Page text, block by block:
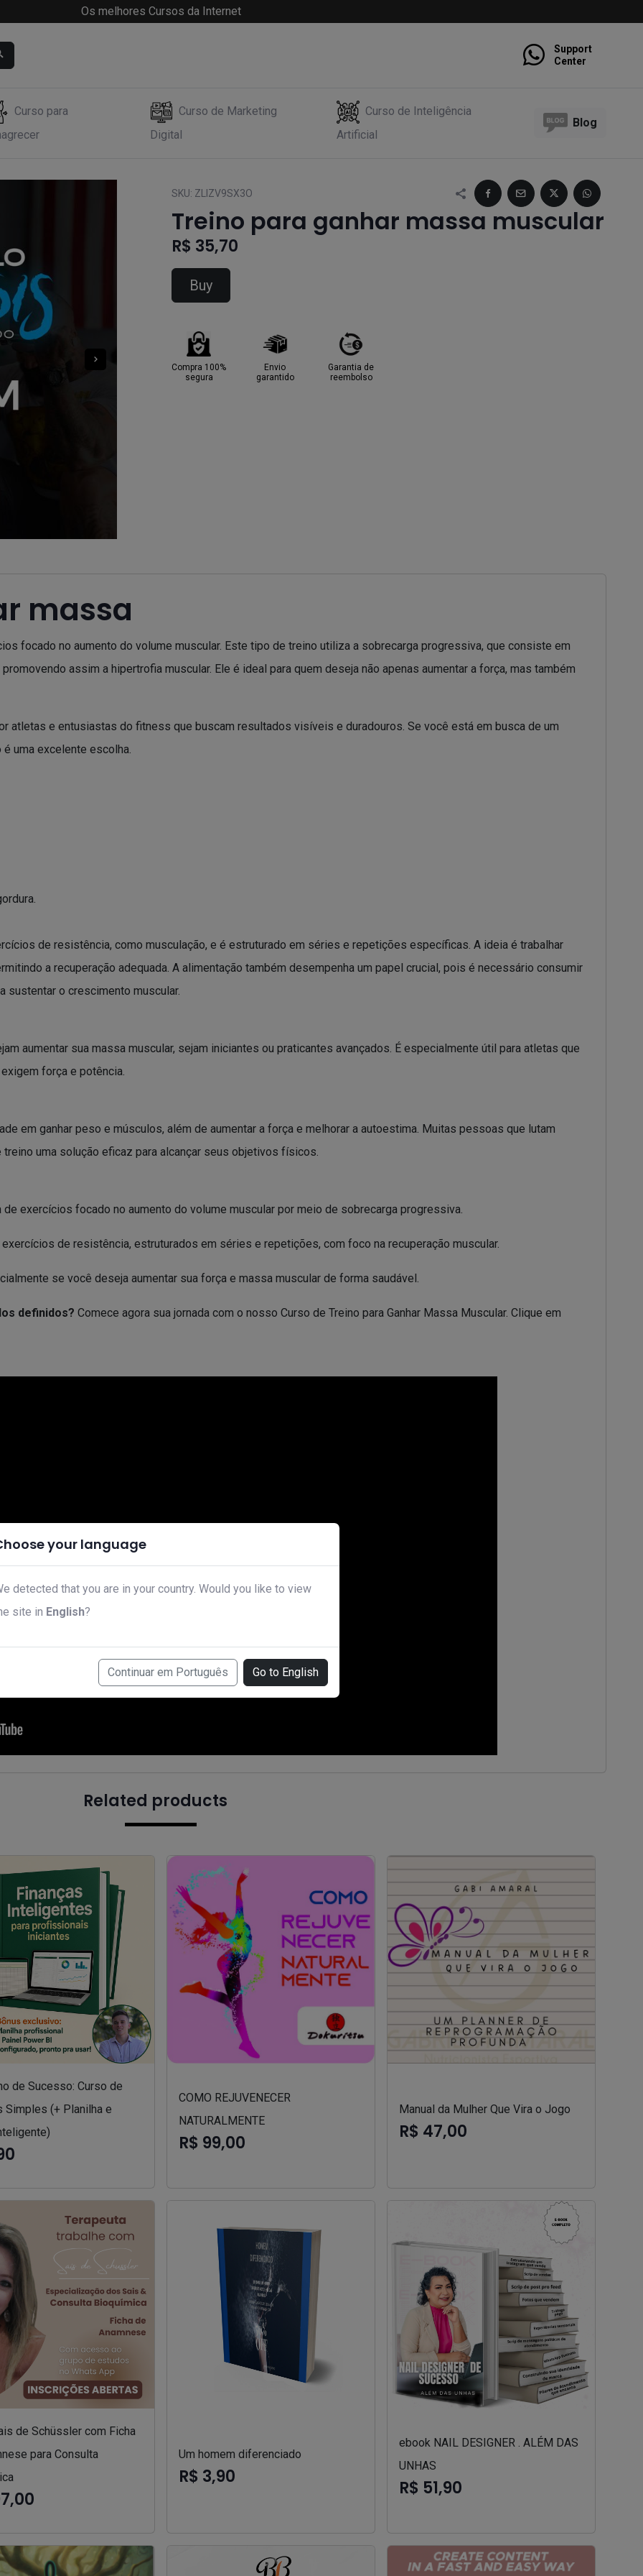
your language
detected that you are in your country. Would you like to view
site in English?
Continuar em Português Go to English
Os melhores Cursos da Internet
Support
Center
Curso para
Curso de Marketing
Digital
Curso de Inteligência
Artificial
Blog
SKU: ZLIZV9SX3O
Treino para ganhar massa muscular
R$ 35,70
Buy
Compra 100%
segura
Envio
garantido
Garantia de
reembolso
massa
focado no aumento do volume muscular. Este tipo de treino utiliza a sobrecarga progressiva, que consiste em
assim a hipertrofia muscular. Ele é ideal para quem deseja não apenas aumentar a força, mas também
atletas e entusiastas do fitness que buscam resultados visíveis e duradouros. Se você está em busca de um
uma excelente escolha.
de resistência, como musculação, e é estruturado em séries e repetições específicas. A ideia é trabalhar
a recuperação adequada. A alimentação também desempenha um papel crucial, pois é necessário consumir
sustentar o crescimento muscular.
aumentar sua massa muscular, sejam iniciantes ou praticantes avançados. É especialmente útil para atletas que
força e potência.
em ganhar peso e músculos, além de aumentar a força e melhorar a autoestima. Muitas pessoas que lutam
uma solução eficaz para alcançar seus objetivos físicos.
de exercícios focado no aumento do volume muscular por meio de sobrecarga progressiva.
de resistência, estruturados em séries e repetições, com foco na recuperação muscular.
se você deseja aumentar sua força e massa muscular de forma saudável.
definidos? Comece agora sua jornada com o nosso Curso de Treino para Ganhar Massa Muscular. Clique em
Related products
de Sucesso: Curso de
Simples (+ Planilha e
COMO REJUVENECER
NATURALMENTE
R$ 99,00
Manual da Mulher Que Vira o Jogo
R$ 47,00
de Schüssler com Ficha
para Consulta
Um homem diferenciado
R$ 3,90
ebook NAIL DESIGNER . ALÉM DAS
UNHAS
R$ 51,90